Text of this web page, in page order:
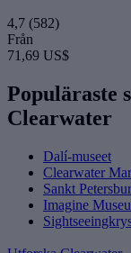
4,7 (582)
Från
71,69 US$
Populäraste
Clearwater
Dalí-museet
Clearwater
Sankt
Imagine